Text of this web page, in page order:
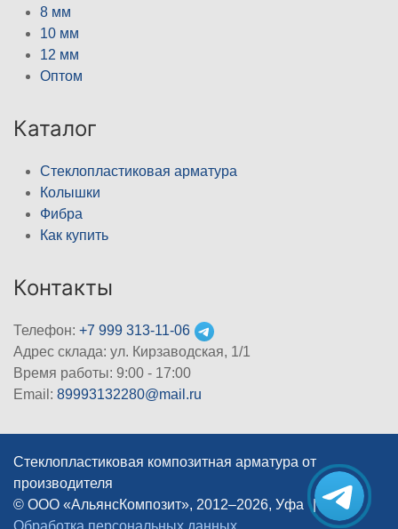
8 мм
10 мм
12 мм
Оптом
Каталог
Стеклопластиковая арматура
Колышки
Фибра
Как купить
Контакты
Телефон: +7 999 313-11-06
Адрес склада: ул. Кирзаводская, 1/1
Время работы: 9:00 - 17:00
Email: 89993132280@mail.ru
Стеклопластиковая композитная арматура от
производителя
© ООО «АльянсКомпозит», 2012–2026, Уфа |